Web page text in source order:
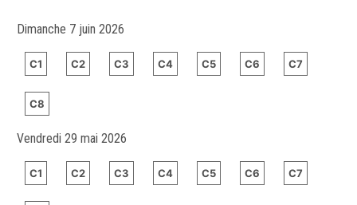
Dimanche 7 juin 2026
C1 C2 C3 C4 C5 C6 C7
C8
Vendredi 29 mai 2026
C1 C2 C3 C4 C5 C6 C7